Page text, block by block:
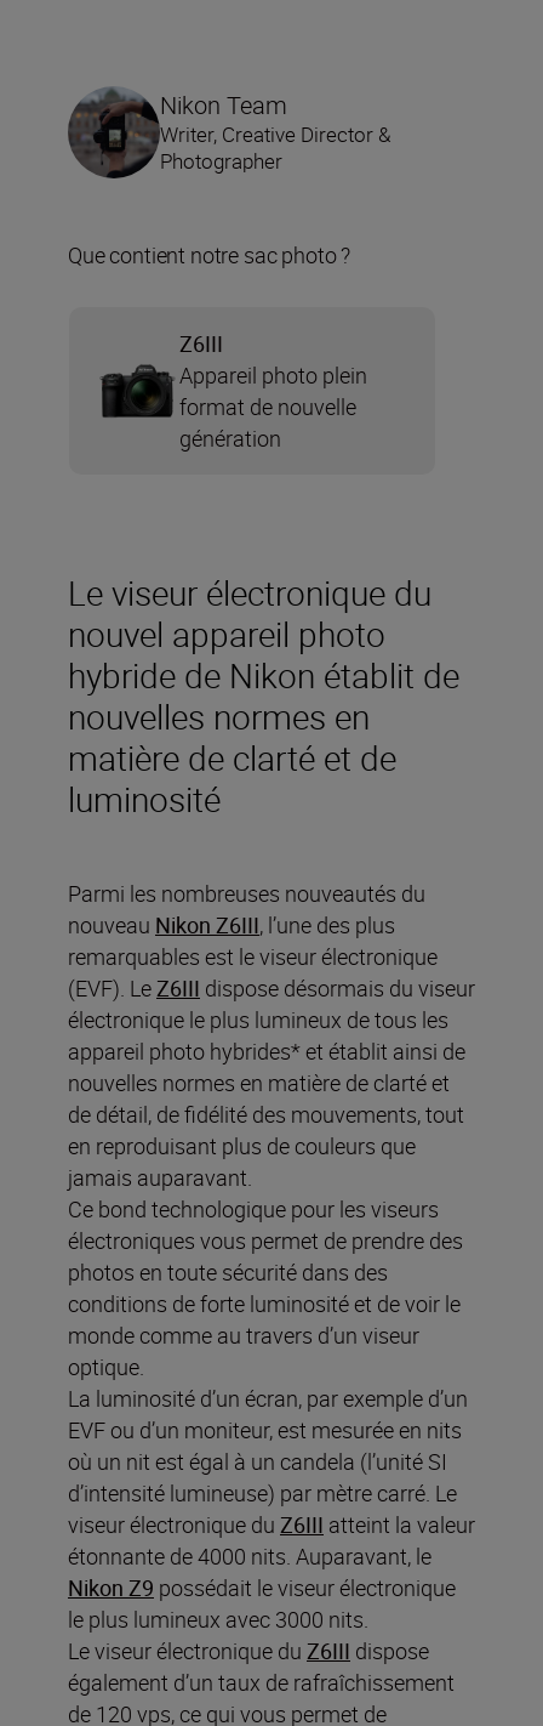
Le viseur électronique du
nouvel appareil photo
hybride de Nikon établit de
nouvelles normes en
matière de clarté et de
luminosité
Parmi les nombreuses nouveautés du
nouveau Nikon Z6III, l’une des plus
remarquables est le viseur électronique
(EVF). Le Z6III dispose désormais du viseur
électronique le plus lumineux de tous les
appareil photo hybrides* et établit ainsi de
nouvelles normes en matière de clarté et
de détail, de fidélité des mouvements, tout
en reproduisant plus de couleurs que
jamais auparavant.
Ce bond technologique pour les viseurs
électroniques vous permet de prendre des
photos en toute sécurité dans des
conditions de forte luminosité et de voir le
monde comme au travers d’un viseur
optique.
La luminosité d’un écran, par exemple d’un
EVF ou d’un moniteur, est mesurée en nits
où un nit est égal à un candela (l’unité SI
d’intensité lumineuse) par mètre carré. Le
viseur électronique du Z6III atteint la valeur
étonnante de 4000 nits. Auparavant, le
Nikon Z9 possédait le viseur électronique
le plus lumineux avec 3000 nits.
Le viseur électronique du Z6III dispose
également d’un taux de rafraîchissement
de 120 vps, ce qui vous permet de
Nikon Team
Writer, Creative Director &
Photographer
Que contient notre sac photo ?
Z6III
Appareil photo plein
format de nouvelle
génération